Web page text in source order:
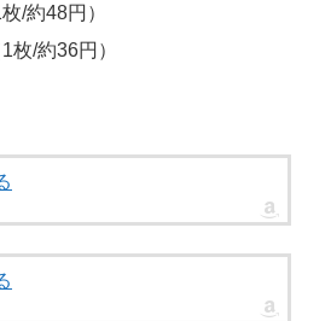
/約48円）
枚/約36円）